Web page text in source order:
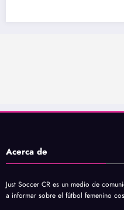
Acerca de
Just Soccer CR es un medio de
a informar sobre el fútbol femenino